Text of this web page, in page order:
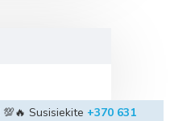
💯🔥 Susisiekite +370 631